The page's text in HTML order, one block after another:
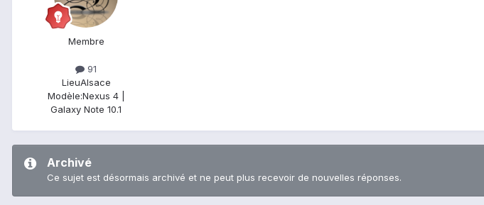
Membre
91
LieuAlsace
Modèle:Nexus 4 |
Galaxy Note 10.1
Archivé
Ce sujet est désormais archivé et ne peut plus recevoir de nouvelles réponses.